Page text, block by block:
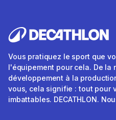
Vous pratiquez le sport que
l'équipement pour cela. De la
développement à la
vous, cela signifie : tout pour
imbattables. DECATHLON.